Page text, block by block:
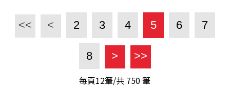
<< < 2 3 4 5 6 7
8 > >>
每頁12筆/共 750筆